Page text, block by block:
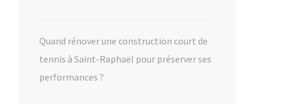
Quand rénover une construction court de
tennis à Saint-Raphaël pour préserver ses
performances ?